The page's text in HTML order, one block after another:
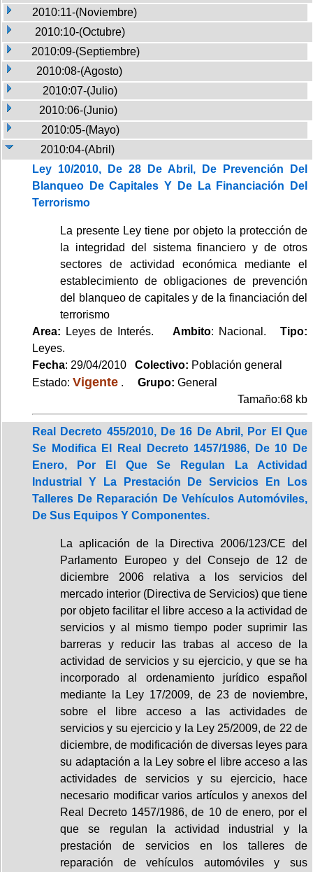
2010:11-(Noviembre)
2010:10-(Octubre)
2010:09-(Septiembre)
2010:08-(Agosto)
2010:07-(Julio)
2010:06-(Junio)
2010:05-(Mayo)
2010:04-(Abril)
Ley 10/2010, De 28 De Abril, De Prevención Del
Blanqueo De Capitales Y De La Financiación Del
Terrorismo
La presente Ley tiene por objeto la protección de
la integridad del sistema financiero y de otros
sectores de actividad económica mediante el
establecimiento de obligaciones de prevención
del blanqueo de capitales y de la financiación del
terrorismo
Area: Leyes de Interés.Ambito: Nacional.Tipo:
Leyes.
Fecha: 29/04/2010 Colectivo: Población general
Estado: Vigente . Grupo: General
Tamaño:68 kb
Real Decreto 455/2010, De 16 De Abril, Por El Que
Se Modifica El Real Decreto 1457/1986, De 10 De
Enero, Por El Que Se Regulan La Actividad
Industrial Y La Prestación De Servicios En Los
Talleres De Reparación De Vehículos Automóviles,
De Sus Equipos Y Componentes.
La aplicación de la Directiva 2006/123/CE del
Parlamento Europeo y del Consejo de 12 de
diciembre 2006 relativa a los servicios del
mercado interior (Directiva de Servicios) que tiene
por objeto facilitar el libre acceso a la actividad de
servicios y al mismo tiempo poder suprimir las
barreras y reducir las trabas al acceso de la
actividad de servicios y su ejercicio, y que se ha
incorporado al ordenamiento jurídico español
mediante la Ley 17/2009, de 23 de noviembre,
sobre el libre acceso a las actividades de
servicios y su ejercicio y la Ley 25/2009, de 22 de
diciembre, de modificación de diversas leyes para
su adaptación a la Ley sobre el libre acceso a las
actividades de servicios y su ejercicio, hace
necesario modificar varios artículos y anexos del
Real Decreto 1457/1986, de 10 de enero, por el
que se regulan la actividad industrial y la
prestación de servicios en los talleres de
reparación de vehículos automóviles y sus